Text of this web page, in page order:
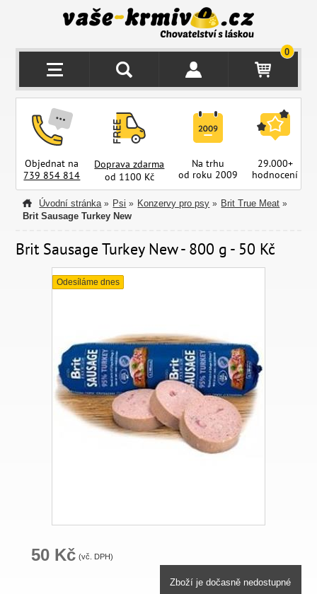
0
Objednat na
739 854 814
Doprava zdarma
od 1100 Kč
Na trhu
od roku 2009
29.000+
hodnocení
Úvodní stránka » Psi » Konzervy pro psy » Brit True Meat »
Brit Sausage Turkey New
Brit Sausage Turkey New - 800 g - 50 Kč
Odesíláme dnes
50 Kč (vč. DPH)
Zboží je dočasně nedostupné